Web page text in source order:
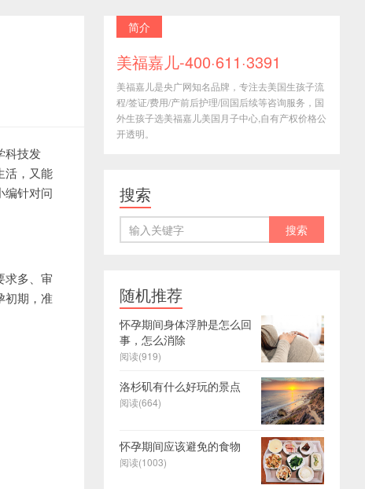
科技发
活，又能
编针对问
多、审
初期，准
简介
美福嘉儿-400·611·3391
美福嘉儿是央广网知名品牌，专注去美国生孩子流
程/签证/费用/产前后护理/回国后续等咨询服务，国
外生孩子选美福嘉儿美国月子中心,自有产权价格公
开透明。
搜索
随机推荐
怀孕期间身体浮肿是怎么回
事，怎么消除
阅读(919)
洛杉矶有什么好玩的景点
阅读(664)
怀孕期间应该避免的食物
阅读(1003)